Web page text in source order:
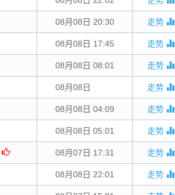
08月08日 20:30 走势
08月08日 17:45 走势
08月08日 08:01 走势
08月08日 走势
08月08日 04:09 走势
08月08日 05:01 走势
08月07日 17:31 走势
08月08日 22:01 走势